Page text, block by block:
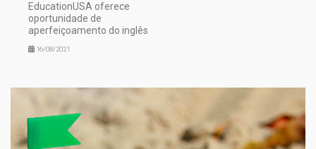
EducationUSA oferece
oportunidade de
aperfeiçoamento do inglês
16/08/2021